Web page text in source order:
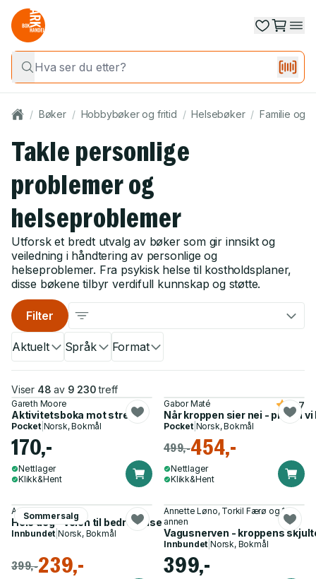
/ Bøker / Hobbybøker og fritid / Helsebøker / Familie og
Takle personlige
problemer og
helseproblemer
Utforsk et bredt utvalg av bøker som gir innsikt og
veiledning i håndtering av personlige og
helseproblemer. Fra psykisk helse til kostholdsplaner,
disse bøkene tilbyr verdifull kunnskap og støtte.
Aktuelt Språk Format
Filter
Viser 48 av 9 230 treff
Gareth Moore
Aktivitetsboka mot stress
Pocket| Norsk, Bokmål
170,-
Nettlager
Klikk&Hent
Gabor Maté
Når kroppen sier nei - prisen
4.7
Pocket| Norsk, Bokmål
499,-454,-
Nettlager
Klikk&Hent
Sommersalg
Annette Dragland
Hele deg - veien til bedre helse
Innbundet |Norsk, Bokmål
399,-239,-
Annette Løno, Torkil Færø og 1
annen
Vagusnerven - kroppens
Innbundet |Norsk, Bokmål
399,-